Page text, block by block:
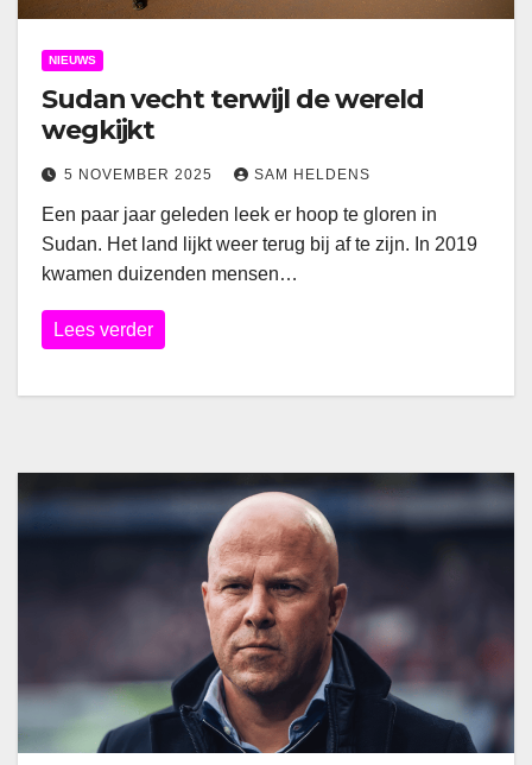
NIEUWS
Sudan vecht terwijl de wereld
wegkijkt
5 NOVEMBER 2025 SAM HELDENS
Een paar jaar geleden leek er hoop te gloren in
Sudan. Het land lijkt weer terug bij af te zijn. In 2019
kwamen duizenden mensen…
Lees verder